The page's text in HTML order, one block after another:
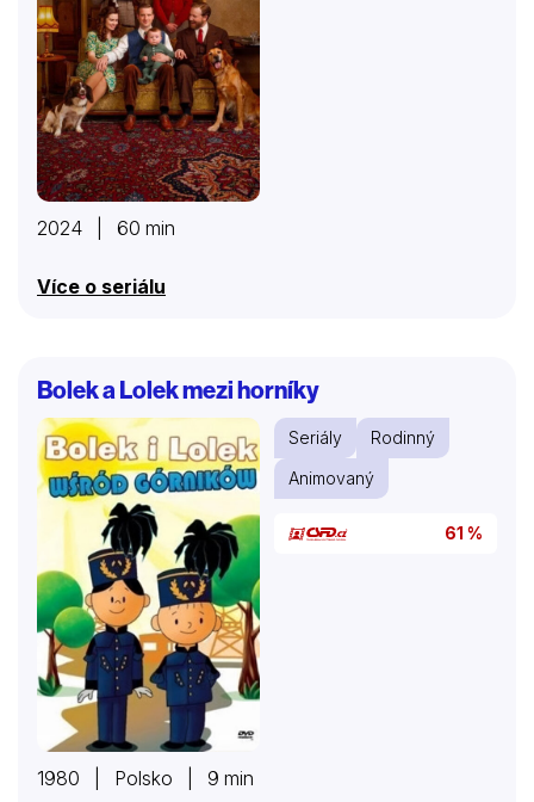
2024 | 60 min
Více o seriálu
Bolek a Lolek mezi horníky
Seriály
Rodinný
Animovaný
61 %
1980 | Polsko | 9 min